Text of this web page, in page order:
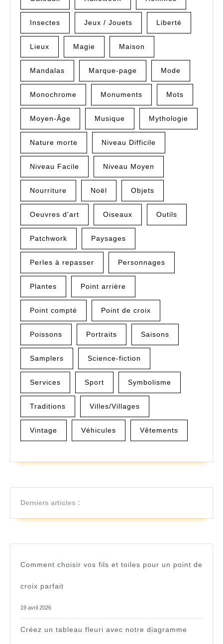
Insectes Jeux / Jouets Liberté
Lieux Magie Maison
Mandalas Marque-page Mode
Monochrome Monuments Mots
Moyen-Âge Musique Mythologie
Nature morte Niveau Difficile
Niveau Facile Niveau Moyen
Nourriture Noël Objets
Oeuvres d'art Oiseaux Outils
Patchwork Paysages
Perles à repasser Personnages
Plantes Point arrière
Point compté Point de croix
Poissons Portraits Saisons
Samplers Science-fiction
Services Sport Symbolisme
Traditions Villes/Villages
Vintage Véhicules Vêtements
Derniers articles :
Comment choisir vos fils et toiles pour un point de
croix parfait
19 avril 2026
Créez un tableau fleuri avec notre diagramme